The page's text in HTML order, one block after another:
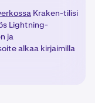
Kraken-tilisi
Lightning-
ja
alkaa kirjaimilla